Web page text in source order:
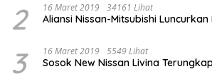
2 16 Maret 2019 34161 Lihat
Aliansi Nissan-Mitsubishi Luncurkan
3 16 Maret 2019 5549 Lihat
Sosok New Nissan Livina